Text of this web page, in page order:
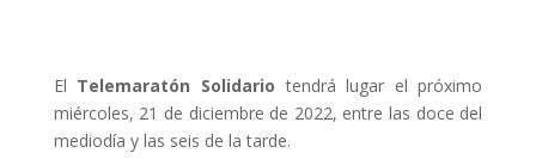
El Telemaratón Solidario tendrá lugar el próximo
miércoles, 21 de diciembre de 2022, entre las doce del
mediodía y las seis de la tarde.